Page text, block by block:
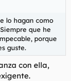
lo hagan como
que he
porque
guste.
con ella,